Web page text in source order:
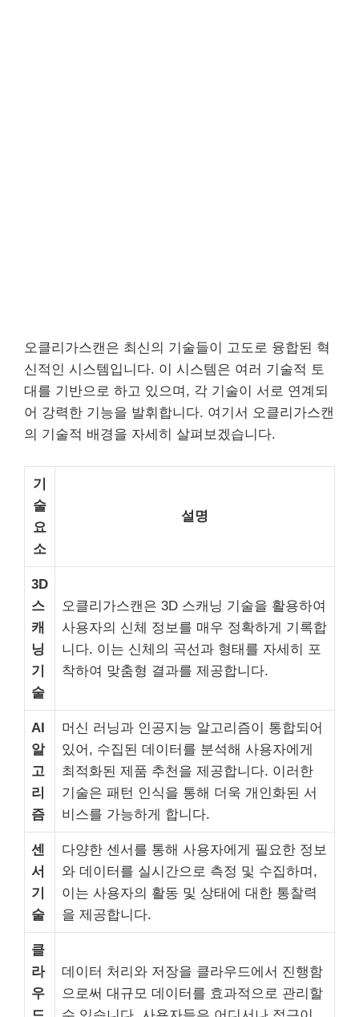
오클리가스캔은 최신의 기술들이 고도로 융합된 혁
신적인 시스템입니다. 이 시스템은 여러 기술적 토
대를 기반으로 하고 있으며, 각 기술이 서로 연계되
어 강력한 기능을 발휘합니다. 여기서 오클리가스캔
의 기술적 배경을 자세히 살펴보겠습니다.
기
술
요
소
설명
3D
스
캐
닝
기
술
오클리가스캔은 3D 스캐닝 기술을 활용하여
사용자의 신체 정보를 매우 정확하게 기록합
니다. 이는 신체의 곡선과 형태를 자세히 포
착하여 맞춤형 결과를 제공합니다.
AI
알
고
리
즘
머신 러닝과 인공지능 알고리즘이 통합되어
있어, 수집된 데이터를 분석해 사용자에게
최적화된 제품 추천을 제공합니다. 이러한
기술은 패턴 인식을 통해 더욱 개인화된 서
비스를 가능하게 합니다.
센
서
기
술
다양한 센서를 통해 사용자에게 필요한 정보
와 데이터를 실시간으로 측정 및 수집하며,
이는 사용자의 활동 및 상태에 대한 통찰력
을 제공합니다.
클
라
우
데이터 처리와 저장을 클라우드에서 진행함
으로써 대규모 데이터를 효과적으로 관리할